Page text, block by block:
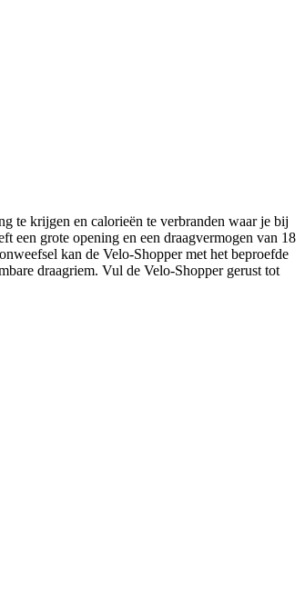
te krijgen en calorieën te verbranden waar je bij
een grote opening en een draagvermogen van 18
kan de Velo-Shopper met het beproefde
draagriem. Vul de Velo-Shopper gerust tot